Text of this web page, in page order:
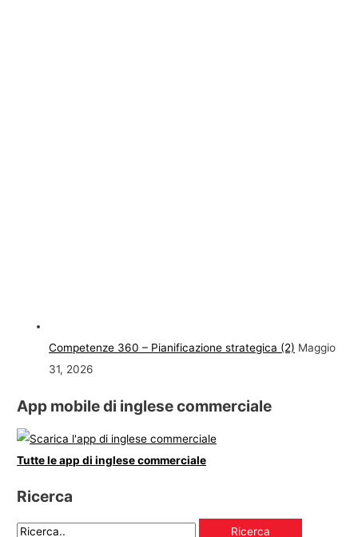
Competenze 360 – Pianificazione strategica (2) Maggio
31, 2026
App mobile di inglese commerciale
Tutte le app di inglese commerciale
Ricerca